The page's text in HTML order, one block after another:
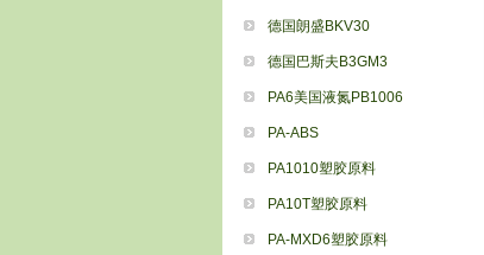
德国朗盛BKV30
德国巴斯夫B3GM3
PA6美国液氮PB1006
PA-ABS
PA1010塑胶原料
PA10T塑胶原料
PA-MXD6塑胶原料